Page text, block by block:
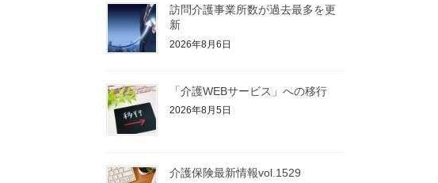
訪問介護事業所数が過去最多を更
新
2026年8月6日
「介護WEBサービス」への移行
2026年8月5日
介護保険最新情報vol.1529